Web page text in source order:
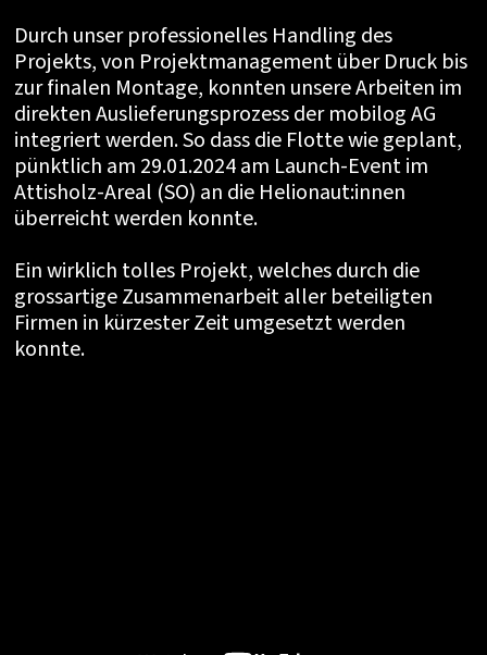
Durch unser professionelles Handling des
Projekts, von Projektmanagement über Druck bis
zur finalen Montage, konnten unsere Arbeiten im
direkten Auslieferungsprozess der mobilog AG
integriert werden. So dass die Flotte wie geplant,
pünktlich am 29.01.2024 am Launch-Event im
Attisholz-Areal (SO) an die Helionaut:innen
überreicht werden konnte.
Ein wirklich tolles Projekt, welches durch die
grossartige Zusammenarbeit aller beteiligten
Firmen in kürzester Zeit umgesetzt werden
konnte.